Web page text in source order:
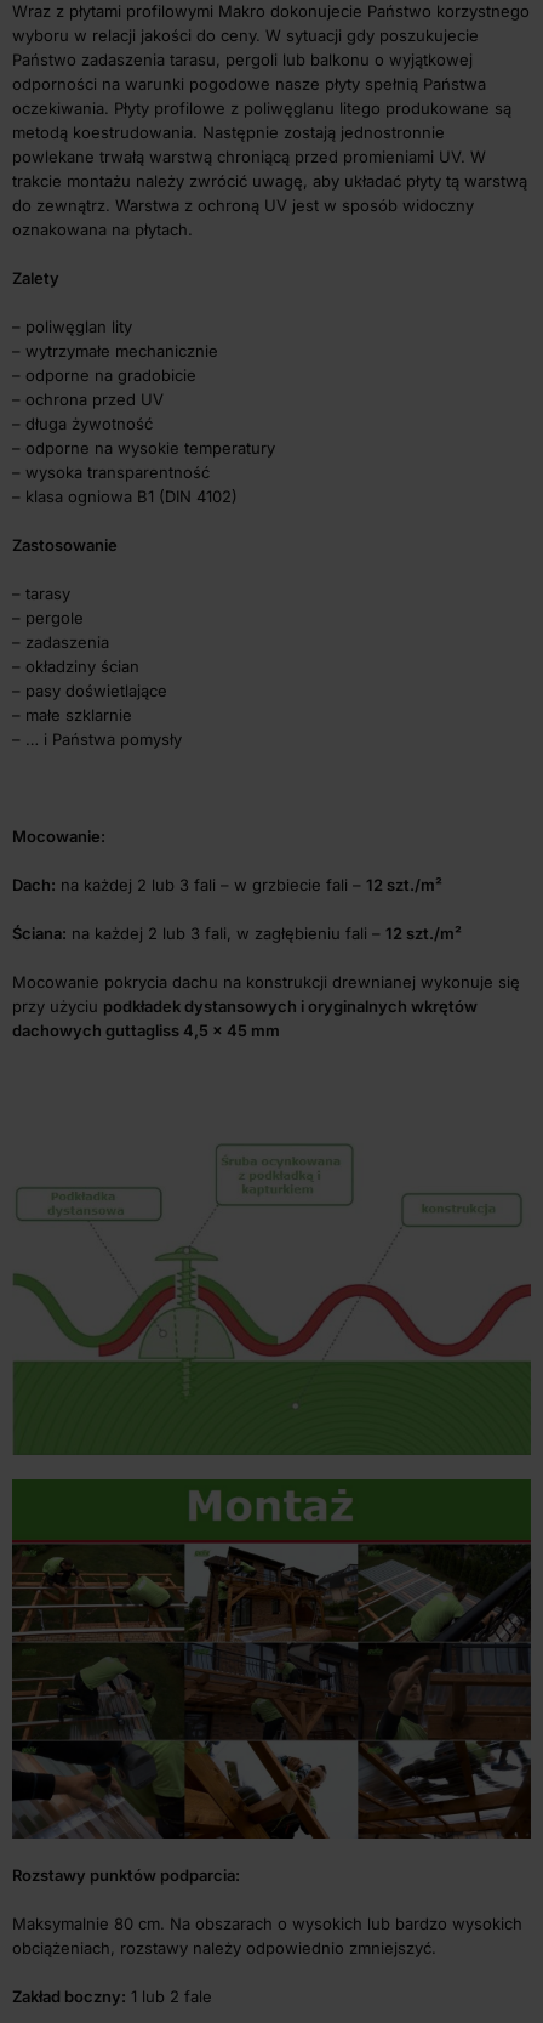
Wraz z płytami profilowymi Makro dokonujecie Państwo korzystnego
wyboru w relacji jakości do ceny. W sytuacji gdy poszukujecie
Państwo zadaszenia tarasu, pergoli lub balkonu o wyjątkowej
odporności na warunki pogodowe nasze płyty spełnią Państwa
oczekiwania. Płyty profilowe z poliwęglanu litego produkowane są
metodą koestrudowania. Następnie zostają jednostronnie
powlekane trwałą warstwą chroniącą przed promieniami UV. W
trakcie montażu należy zwrócić uwagę, aby układać płyty tą warstwą
do zewnątrz. Warstwa z ochroną UV jest w sposób widoczny
oznakowana na płytach.
Zalety
– poliwęglan lity
– wytrzymałe mechanicznie
– odporne na gradobicie
– ochrona przed UV
– długa żywotność
– odporne na wysokie temperatury
– wysoka transparentność
– klasa ogniowa B1 (DIN 4102)
Zastosowanie
– tarasy
– pergole
– zadaszenia
– okładziny ścian
– pasy doświetlające
– małe szklarnie
– … i Państwa pomysły
Mocowanie:
Dach: na każdej 2 lub 3 fali – w grzbiecie fali – 12 szt./m²
Ściana: na każdej 2 lub 3 fali, w zagłębieniu fali – 12 szt./m²
Mocowanie pokrycia dachu na konstrukcji drewnianej wykonuje się
przy użyciu podkładek dystansowych i oryginalnych wkrętów
dachowych guttagliss 4,5 x 45 mm
Rozstawy punktów podparcia:
Maksymalnie 80 cm. Na obszarach o wysokich lub bardzo wysokich
obciążeniach, rozstawy należy odpowiednio zmniejszyć.
Zakład boczny: 1 lub 2 fale